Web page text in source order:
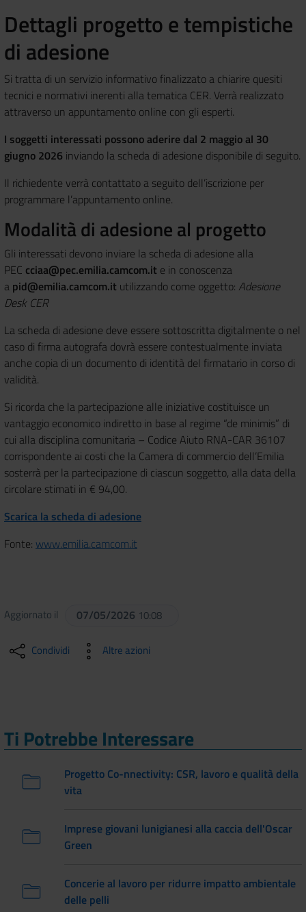
Dettagli progetto e tempistiche
di adesione
Si tratta di un servizio informativo finalizzato a chiarire quesiti
tecnici e normativi inerenti alla tematica CER. Verrà realizzato
attraverso un appuntamento online con gli esperti.
I soggetti interessati possono aderire dal 2 maggio al 30
giugno 2026 inviando la scheda di adesione disponibile di seguito.
Il richiedente verrà contattato a seguito dell’iscrizione per
programmare l’appuntamento online.
Modalità di adesione al progetto
Gli interessati devono inviare la scheda di adesione alla
PEC cciaa@pec.emilia.camcom.it e in conoscenza
a pid@emilia.camcom.it utilizzando come oggetto: Adesione
Desk CER
La scheda di adesione deve essere sottoscritta digitalmente o nel
caso di firma autografa dovrà essere contestualmente inviata
anche copia di un documento di identità del firmatario in corso di
validità.
Si ricorda che la partecipazione alle iniziative costituisce un
vantaggio economico indiretto in base al regime “de minimis” di
cui alla disciplina comunitaria – Codice Aiuto RNA-CAR 36107
corrispondente ai costi che la Camera di commercio dell’Emilia
sosterrà per la partecipazione di ciascun soggetto, alla data della
circolare stimati in € 94,00.
Scarica la scheda di adesione
Fonte: www.emilia.camcom.it
Aggiornato il 07/05/2026 10:08
Condividi Altre azioni
Ti Potrebbe Interessare
Progetto Co-nnectivity: CSR, lavoro e qualità della
vita
Imprese giovani lunigianesi alla caccia dell'Oscar
Green
Concerie al lavoro per ridurre impatto ambientale
delle pelli